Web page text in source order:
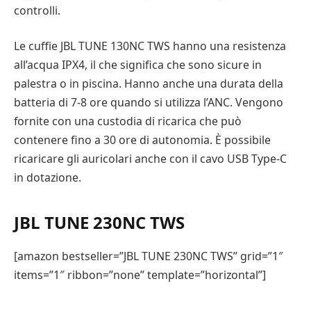
controlli.
Le cuffie JBL TUNE 130NC TWS hanno una resistenza
all’acqua IPX4, il che significa che sono sicure in
palestra o in piscina. Hanno anche una durata della
batteria di 7-8 ore quando si utilizza l’ANC. Vengono
fornite con una custodia di ricarica che può
contenere fino a 30 ore di autonomia. È possibile
ricaricare gli auricolari anche con il cavo USB Type-C
in dotazione.
JBL TUNE 230NC TWS
[amazon bestseller=”JBL TUNE 230NC TWS” grid=”1″
items=”1″ ribbon=”none” template=”horizontal”]